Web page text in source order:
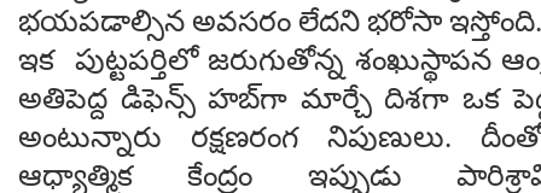
భయపడాల్సిన అవసరం లేదని భరోసా ఇస్తోంది.
ఇక పుట్ట‌ప‌ర్తిలో జ‌రుగుతోన్న‌ శంఖుస్థాపన
అతిపెద్ద డిఫెన్స్ హబ్‌గా మార్చే దిశగా ఒక
అంటున్నారు రక్షణరంగ నిపుణులు.
ఆధ్యాత్మిక కేంద్రం ఇప్పుడు